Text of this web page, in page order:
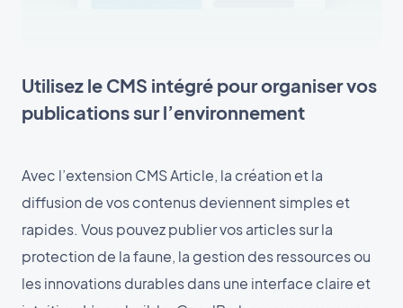
Utilisez le CMS intégré pour organiser vos
publications sur l’environnement
Avec l’extension CMS Article, la création et la
diffusion de vos contenus deviennent simples et
rapides. Vous pouvez publier vos articles sur la
protection de la faune, la gestion des ressources ou
les innovations durables dans une interface claire et